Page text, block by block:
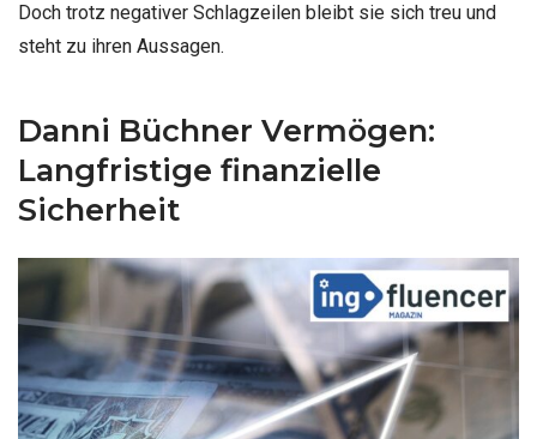
Doch trotz negativer Schlagzeilen bleibt sie sich treu und
steht zu ihren Aussagen.
Danni Büchner Vermögen:
Langfristige finanzielle
Sicherheit